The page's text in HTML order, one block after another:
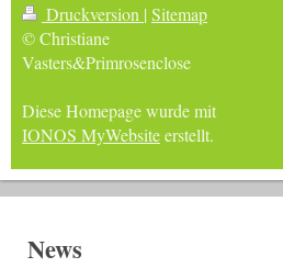
Druckversion | Sitemap
© Christiane
Vasters&Primrosenclose
Diese Homepage wurde mit
IONOS MyWebsiteerstellt.
News